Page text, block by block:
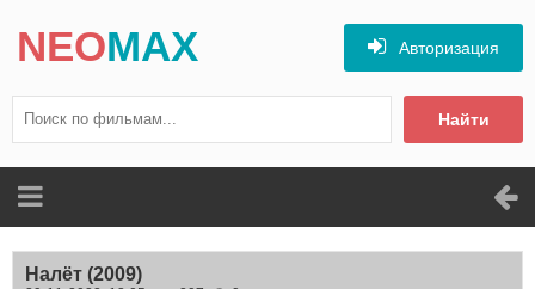
NEOMAX
Найти
Авторизация
Налёт (2009)